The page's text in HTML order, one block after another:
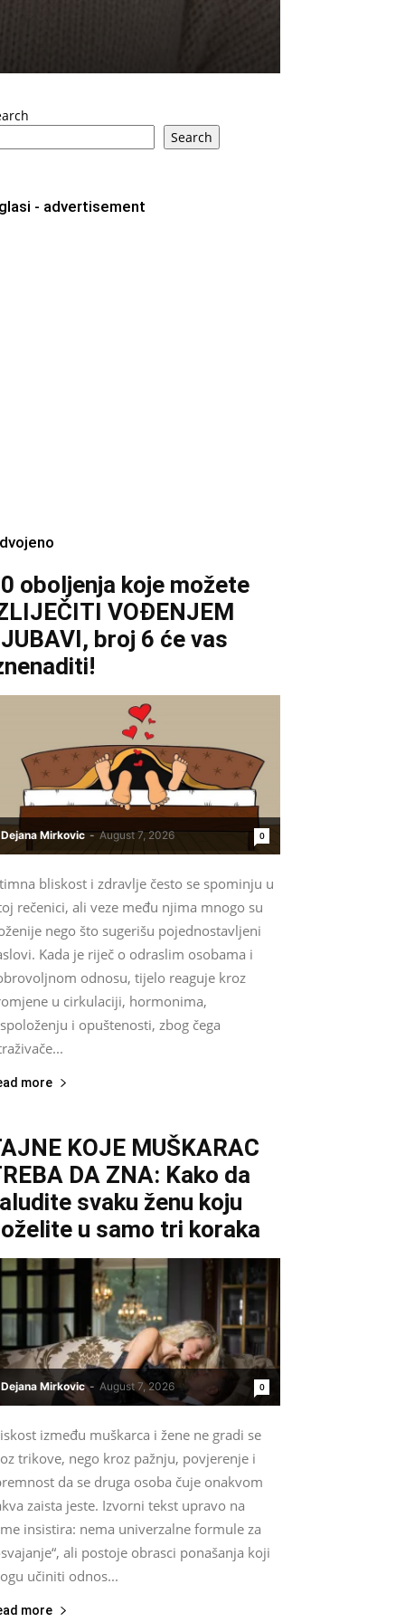
Search
- advertisement
oboljenja koje možete
VOĐENJEM
broj 6 će vas
Dejana Mirkovic - August 7, 2026 0
bliskost i zdravlje često se spominju u
rečenici, ali veze među njima mnogo su
nego što sugerišu pojednostavljeni
Kada je riječ o odraslim osobama i
odnosu, tijelo reaguje kroz
u cirkulaciji, hormonima,
i opuštenosti, zbog čega
more
KOJE MUŠKARAC
DA ZNA: Kako da
svaku ženu koju
u samo tri koraka
Dejana Mirkovic - August 7, 2026 0
između muškarca i žene ne gradi se
trikove, nego kroz pažnju, povjerenje i
da se druga osoba čuje onakvom
zaista jeste. Izvorni tekst upravo na
insistira: nema univerzalne formule za
ali postoje obrasci ponašanja koji
učiniti odnos...
more